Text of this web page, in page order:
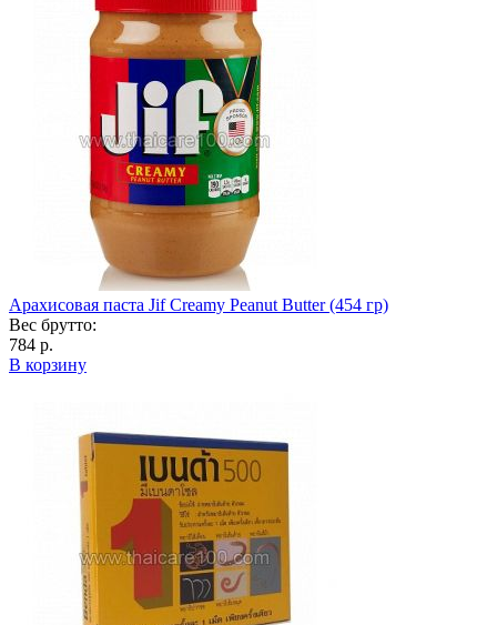
Арахисовая паста Jif Creamy Peanut Butter (454 гр)
Вес брутто:
784 р.
В корзину